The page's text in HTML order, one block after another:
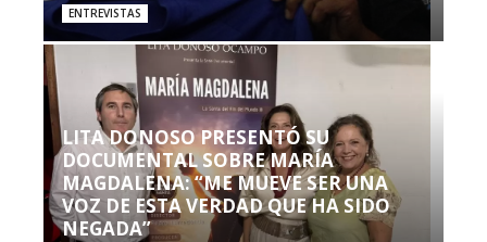
ENTREVISTAS
LITA DONOSO PRESENTÓ SU
DOCUMENTAL SOBRE MARÍA
MAGDALENA: “ME MUEVE SER UNA
VOZ DE ESTA VERDAD QUE HA SIDO
NEGADA”